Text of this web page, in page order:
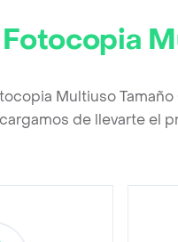
Multiuso
de llevarte el